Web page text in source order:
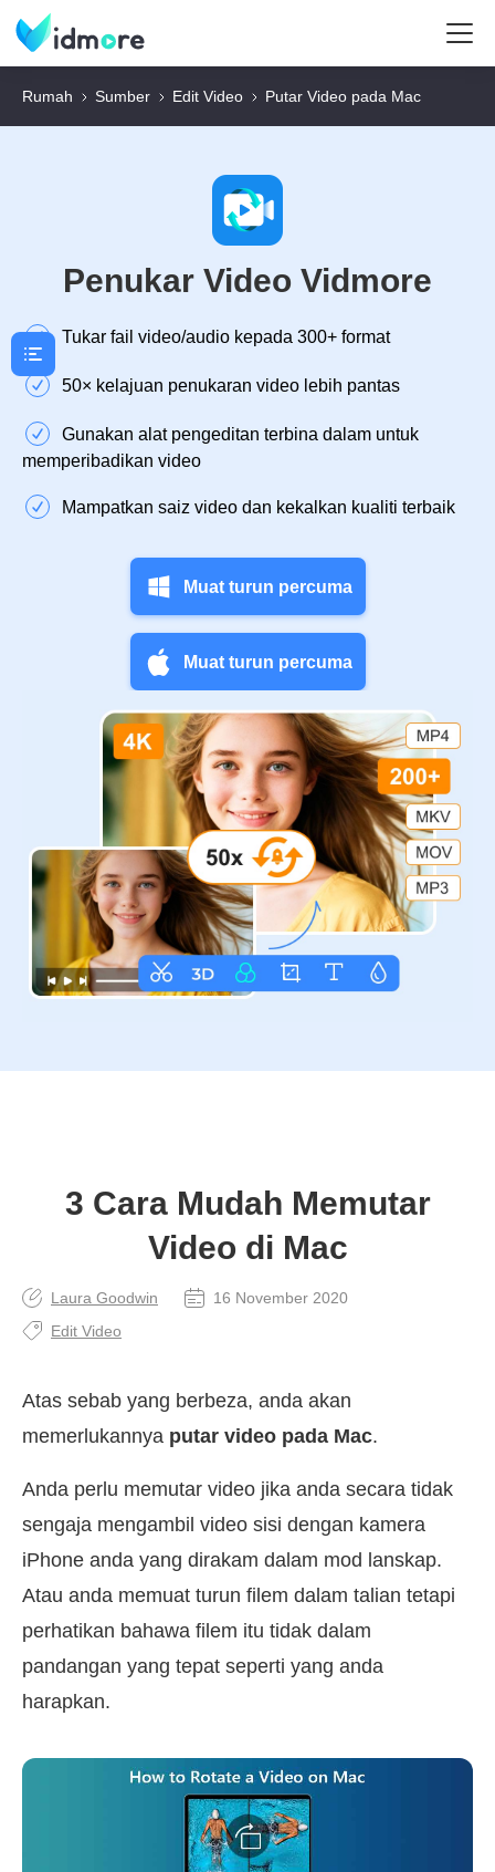
Rumah Sumber Edit Video Putar Video pada Mac
Penukar Video Vidmore
Tukar fail video/audio kepada 300+ format
50× kelajuan penukaran video lebih pantas
Gunakan alat pengeditan terbina dalam untuk
memperibadikan video
Mampatkan saiz video dan kekalkan kualiti terbaik
Muat turun percuma
Muat turun percuma
3 Cara Mudah Memutar
Video di Mac
Laura Goodwin
16 November 2020
Edit Video
Atas sebab yang berbeza, anda akan
memerlukannya putar video pada Mac.
Anda perlu memutar video jika anda secara tidak
sengaja mengambil video sisi dengan kamera
iPhone anda yang dirakam dalam mod lanskap.
Atau anda memuat turun filem dalam talian tetapi
perhatikan bahawa filem itu tidak dalam
pandangan yang tepat seperti yang anda
harapkan.